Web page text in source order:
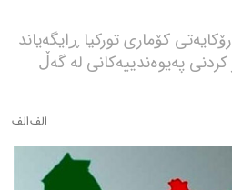
کۆماری تورکیا ڕایگەیاند
پەیوەندییەکانی لە گەڵ